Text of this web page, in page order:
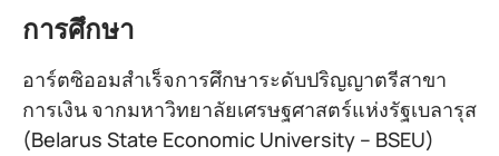
การศึกษา
อาร์ตซิออมสำเร็จการศึกษาระดับปริญญาตรีสาขา
การเงิน จากมหาวิทยาลัยเศรษฐศาสตร์แห่งรัฐเบลารุส
(Belarus State Economic University – BSEU)